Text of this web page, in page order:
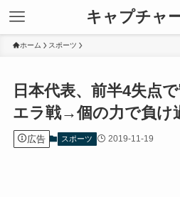
キャプチャ
ホーム スポーツ
日本代表、前半4失点
エラ戦→個の力で負け
広告 スポーツ 2019-11-19